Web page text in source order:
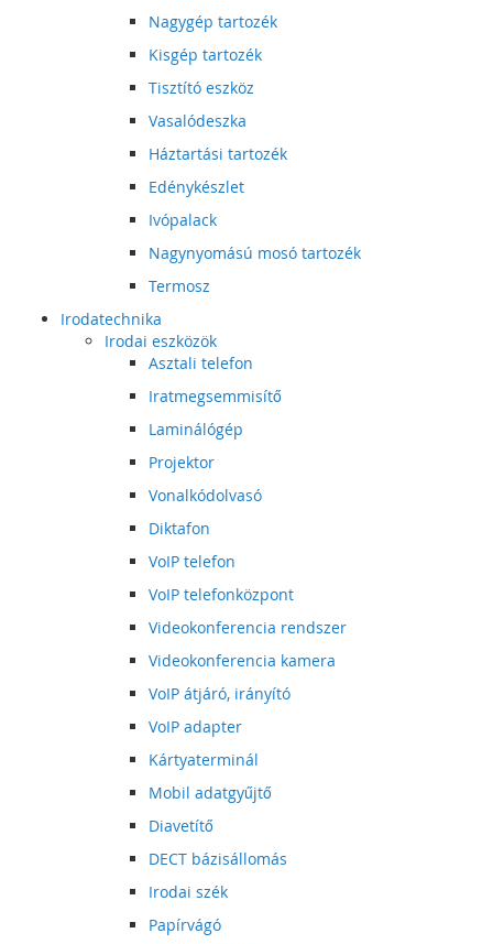
Nagygép tartozék
Kisgép tartozék
Tisztító eszköz
Vasalódeszka
Háztartási tartozék
Edénykészlet
Ivópalack
Nagynyomású mosó tartozék
Termosz
Irodatechnika
Irodai eszközök
Asztali telefon
Iratmegsemmisítő
Laminálógép
Projektor
Vonalkódolvasó
Diktafon
VoIP telefon
VoIP telefonközpont
Videokonferencia rendszer
Videokonferencia kamera
VoIP átjáró, irányító
VoIP adapter
Kártyaterminál
Mobil adatgyűjtő
Diavetítő
DECT bázisállomás
Irodai szék
Papírvágó